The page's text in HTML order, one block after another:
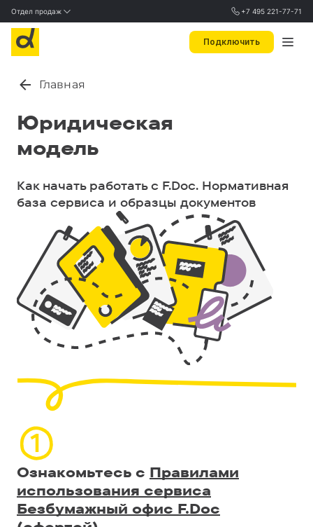
Отдел продаж +7 495 221-77-71
Подключить
Главная
Юридическая
модель
Как начать работать с F.Doc. Нормативная
база сервиса и образцы документов
Ознакомьтесь с Правилами
использования сервиса
Безбумажный офис F.Doc